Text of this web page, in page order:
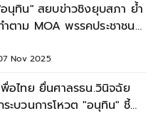
นุทิน" สยบข่าวชิงยุบสภา ย้ำ
ำตาม MOA พรรคประชาชน
Nov 2025
พื่อไทย ยื่นศาลรธน.วินิจฉัย
ระบวนการโหวต "อนุทิน" ชี้